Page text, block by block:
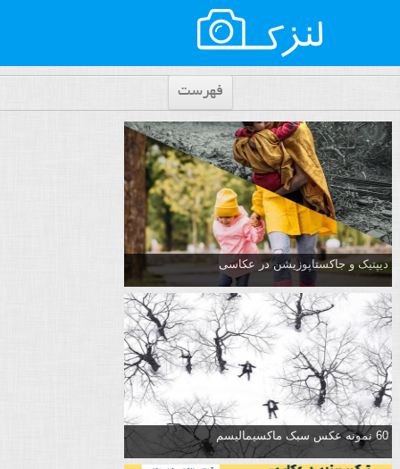
فهرست
دیپتیک و جاکستا‌پوزیشن در عکاسی
60 نمونه عکس سبک ماکسیمالیسم